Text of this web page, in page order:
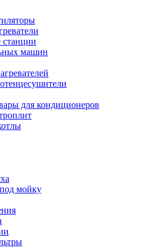
машин
для кондиционеров
мойку